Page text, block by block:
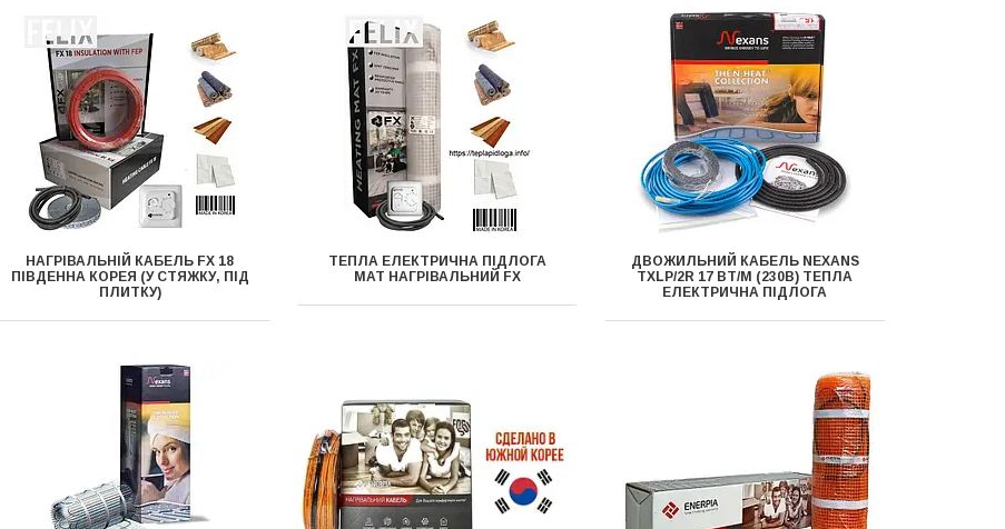
НАГРІВАЛЬНІЙ КАБЕЛЬ FX 18
ПІВДЕННА КОРЕЯ (У СТЯЖКУ, ПІД
ПЛИТКУ)
ТЕПЛА ЕЛЕКТРИЧНА ПІДЛОГА
МАТ НАГРІВАЛЬНИЙ FX
ДВОЖИЛЬНИЙ КАБЕЛЬ NEXANS
TXLP/2R 17 ВТ/М (230В) ТЕПЛА
ЕЛЕКТРИЧНА ПІДЛОГА